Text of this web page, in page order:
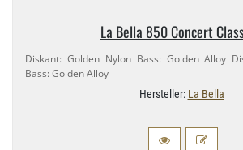
La Bella 850 Concert
Diskant: Golden Nylon Bass: Golden Alloy
Bass: Golden Alloy
Hersteller: La Bella